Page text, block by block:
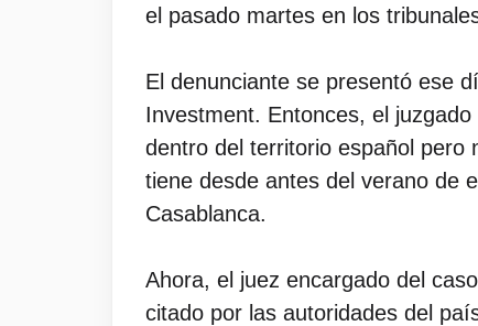
el pasado martes en los
El denunciante se presentó ese
Investment. Entonces, el
dentro del territorio español pero
tiene desde antes del verano de
Casablanca.
Ahora, el juez encargado del
citado por las autoridades del